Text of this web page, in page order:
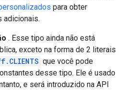
para obter
adicionais.
. Esse tipo ainda não está
exceto na forma de 2 literais
que você pode
desse tipo. Ele é usado
e será introduzido na API